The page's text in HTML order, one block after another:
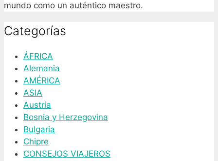
mundo como un auténtico maestro.
Categorías
ÁFRICA
Alemania
AMÉRICA
ASIA
Austria
Bosnia y Herzegovina
Bulgaria
Chipre
CONSEJOS VIAJEROS